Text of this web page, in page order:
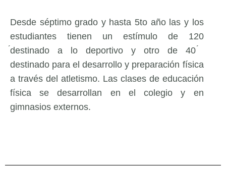
Desde séptimo grado y hasta 5to año las y los
estudiantes tienen un estímulo de 120
́destinado a lo deportivo y otro de 40 ́
destinado para el desarrollo y preparación física
a través del atletismo. Las clases de educación
física se desarrollan en el colegio y en
gimnasios externos.